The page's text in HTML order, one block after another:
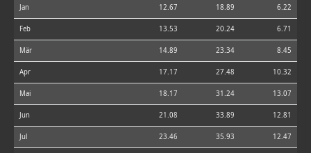
Jan 12.67 18.89 6.22
Feb 13.53 20.24 6.71
Mär 14.89 23.34 8.45
Apr 17.17 27.48 10.32
Mai 18.17 31.24 13.07
Jun 21.08 33.89 12.81
Jul 23.46 35.93 12.47